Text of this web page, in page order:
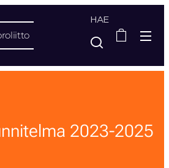
HAE
2023-2025